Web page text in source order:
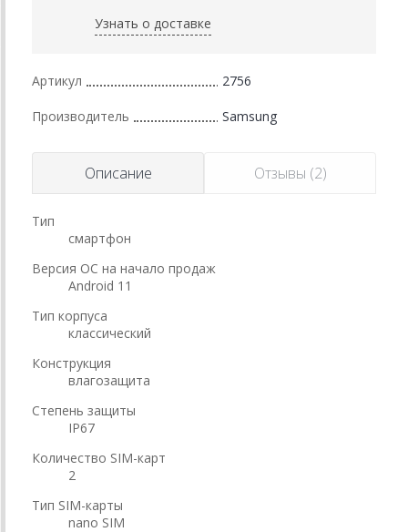
Узнать о доставке
Артикул 2756
Производитель Samsung
Описание Отзывы (2)
Тип
смартфон
Версия ОС на начало продаж
Android 11
Тип корпуса
классический
Конструкция
влагозащита
Степень защиты
IP67
Количество SIM-карт
2
Тип SIM-карты
nano SIM